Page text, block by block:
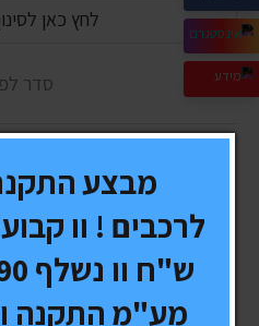
לחץ כאן
סדר
מבצע
מע"מ התקנה